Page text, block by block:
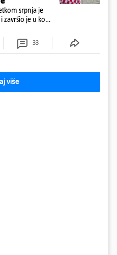
srpnja je
je u komi.
'Imamo
33
više